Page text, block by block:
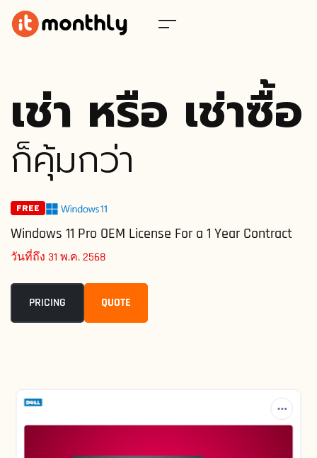
เช่า หรือ เช่าซื้อ
ก็คุ้มกว่า
FREE
Windows 11 Pro OEM License For a 1 Year Contract
วันที่ถึง 31 พ.ค. 2568
PRICING QUOTE